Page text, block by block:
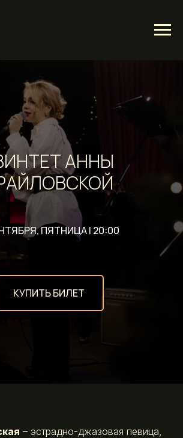
АННЫ
ПЯТНИЦА | 20:00
КУПИТЬ БИЛЕТ
– эстрадно-джазовая певица,